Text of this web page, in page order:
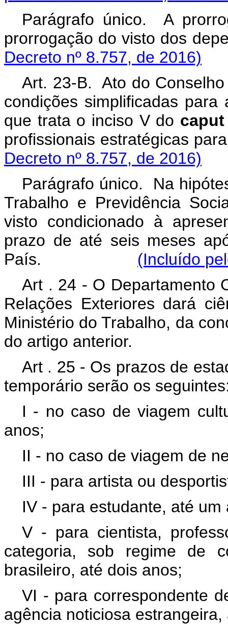
Parágrafo único. A
prorrogação do visto
Decreto nº 8.757, de 2016)
Art. 23-B. Ato do
condições simplificadas
que trata o inciso V do caput
profissionais
Decreto nº 8.757, de 2016)
Parágrafo único. Na
Trabalho e Previdência
visto condicionado à
prazo de até seis meses
País. (Incluído
Art . 24 - O Departamento
Relações Exteriores dará
Ministério do Trabalho, da
do artigo anterior.
Art . 25 - Os prazos de
temporário serão os
I - no caso de viagem
anos;
II - no caso de viagem de
III - para artista ou
IV - para estudante, até um
V - para cientista,
categoria, sob regime de
brasileiro, até dois anos;
VI - para correspondente
agência noticiosa